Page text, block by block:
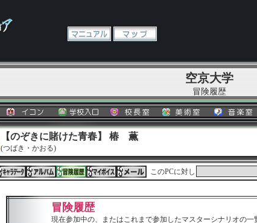
空京大学
冒険履歴
【のぞきに賭けた青春】 椿 薫
(つばき・かおる)
このPCに対し
冒険履歴
現在参加中の、またはこれまで参加したマスターシナリオの一